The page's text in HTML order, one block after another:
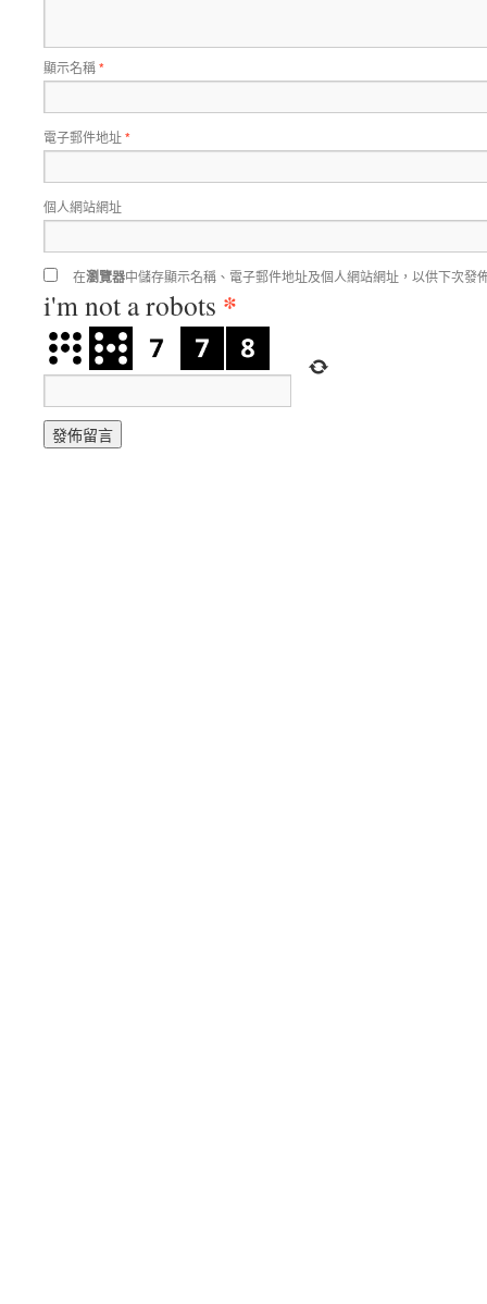
顯示名稱*
電子郵件地址*
個人網站網址
在瀏覽器中儲存顯示名稱、電子郵件地址及個人網站網址，以供下次發
i'm not a robots *